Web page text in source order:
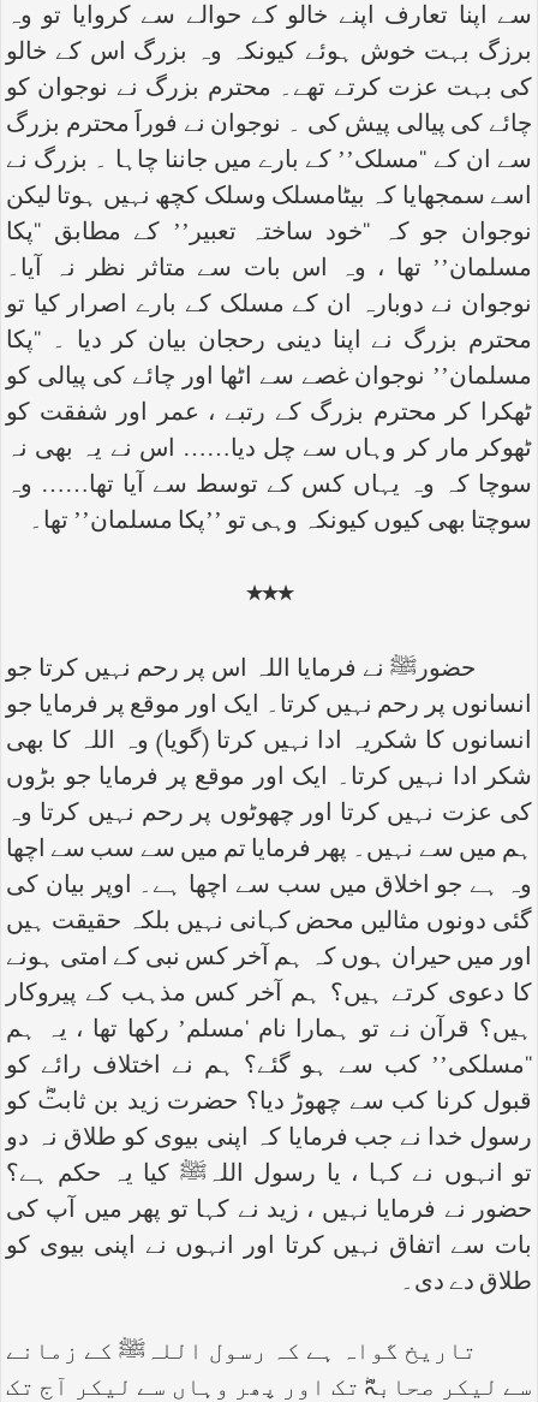
سے اپنا تعارف اپنے خالو کے حوالے سے کروایا تو وہ
برزگ بہت خوش ہوئے کیونکہ وہ بزرگ اس کے خالو
کی بہت عزت کرتے تھے۔ محترم بزرگ نے نوجوان کو
چائے کی پیالی پیش کی ۔ نوجوان نے فوراََ محترم بزرگ
سے ان کے ‘‘مسلک’’ کے بارے میں جاننا چاہا ۔ بزرگ نے
اسے سمجھایا کہ بیٹامسلک وسلک کچھ نہیں ہوتا لیکن
نوجوان جو کہ ‘‘خود ساختہ تعبیر’’ کے مطابق ‘‘پکا
مسلمان’’ تھا ، وہ اس بات سے متاثر نظر نہ آیا۔
نوجوان نے دوبارہ ان کے مسلک کے بارے اصرار کیا تو
محترم بزرگ نے اپنا دینی رحجان بیان کر دیا ۔ ‘‘پکا
مسلمان’’ نوجوان غصے سے اٹھا اور چائے کی پیالی کو
ٹھکرا کر محترم بزرگ کے رتبے ، عمر اور شفقت کو
ٹھوکر مار کر وہاں سے چل دیا…… اس نے یہ بھی نہ
سوچا کہ وہ یہاں کس کے توسط سے آیا تھا…… وہ
سوچتا بھی کیوں کیونکہ وہی تو ’’پکا مسلمان’’ تھا۔
٭٭٭
حضورﷺ نے فرمایا اللہ اس پر رحم نہیں کرتا جو
انسانوں پر رحم نہیں کرتا۔ ایک اور موقع پر فرمایا جو
انسانوں کا شکریہ ادا نہیں کرتا (گویا) وہ اللہ کا بھی
شکر ادا نہیں کرتا۔ ایک اور موقع پر فرمایا جو بڑوں
کی عزت نہیں کرتا اور چھوٹوں پر رحم نہیں کرتا وہ
ہم میں سے نہیں۔ پھر فرمایا تم میں سے سب سے اچھا
وہ ہے جو اخلاق میں سب سے اچھا ہے۔ اوپر بیان کی
گئی دونوں مثالیں محض کہانی نہیں بلکہ حقیقت ہیں
اور میں حیران ہوں کہ ہم آخر کس نبی کے امتی ہونے
کا دعوی کرتے ہیں؟ ہم آخر کس مذہب کے پیروکار
ہیں؟ قرآن نے تو ہمارا نام ‘مسلم’ رکھا تھا ، یہ ہم
‘‘مسلکی’’ کب سے ہو گئے؟ ہم نے اختلاف رائے کو
قبول کرنا کب سے چھوڑ دیا؟ حضرت زید بن ثابتؓ کو
رسول خدا نے جب فرمایا کہ اپنی بیوی کو طلاق نہ دو
تو انہوں نے کہا ، یا رسول اللہﷺ کیا یہ حکم ہے؟
حضور نے فرمایا نہیں ، زید نے کہا تو پھر میں آپ کی
بات سے اتفاق نہیں کرتا اور انہوں نے اپنی بیوی کو
طلاق دے دی۔
تاریخ گواہ ہے کہ رسول اللہﷺ کے زمانے
سے لیکر صحابہؓ تک اور پھر وہاں سے لیکر آج تک